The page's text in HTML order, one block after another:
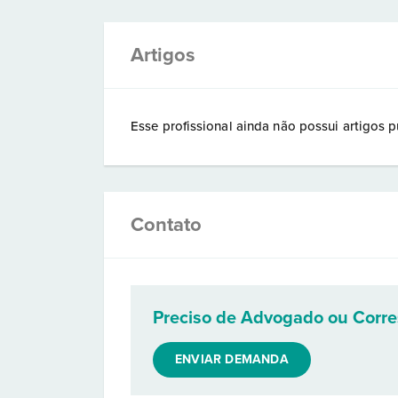
Artigos
Esse profissional ainda não possui artigos
Contato
Preciso de Advogado ou
ENVIAR DEMANDA